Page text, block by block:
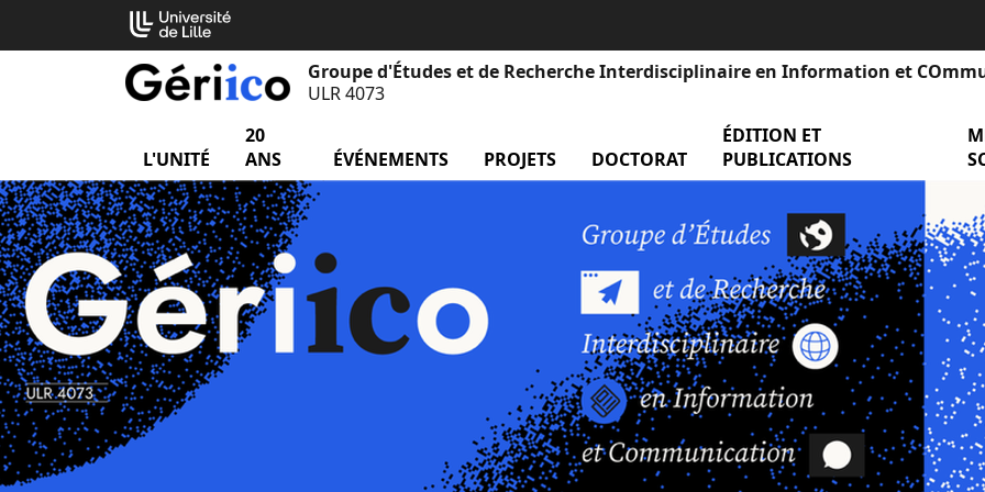
Groupe d'Études et de Recherche Interdisciplinaire en Information et
ULR 4073
L'UNITÉ menu L'unité
20
ANS
ÉVÉNEMENTS menu Événements
PROJETS menu Projets
DOCTORAT menu Doctorat
ÉDITION ET
PUBLICATIONS
Cookies management panel